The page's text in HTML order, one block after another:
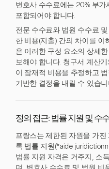
변호사 수수료에는 20% 부
포함되어야 합니다.
전문 수수료와 법원 수수료
한 비용(지출) 간의 차이를 이
은 이러한 구성 요소의 상세
보해야 합니다. 청구서 계산
이 잠재적 비용을 추정하고
기반한 결정을 내릴 수 있습니
정의 접근: 법률 지원 및 수
프랑스는 제한된 자원을 가
록 법률 지원(*aide
법률 지원 자격은 거주지, 소